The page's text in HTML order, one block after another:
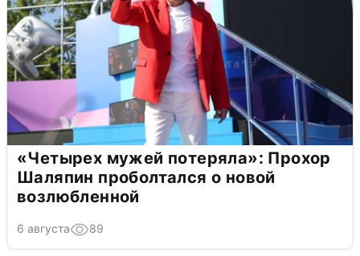
«Четырех мужей потеряла»: Прохор
Шаляпин проболтался о новой
возлюбленной
6 августа 89